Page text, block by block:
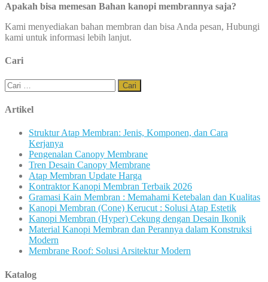
Apakah bisa memesan Bahan kanopi membrannya saja?
Kami menyediakan bahan membran dan bisa Anda pesan, Hubungi
kami untuk informasi lebih lanjut.
Cari
Cari
untuk:
Artikel
Struktur Atap Membran: Jenis, Komponen, dan Cara
Kerjanya
Pengenalan Canopy Membrane
Tren Desain Canopy Membrane
Atap Membran Update Harga
Kontraktor Kanopi Membran Terbaik 2026
Gramasi Kain Membran : Memahami Ketebalan dan Kualitas
Kanopi Membran (Cone) Kerucut : Solusi Atap Estetik
Kanopi Membran (Hyper) Cekung dengan Desain Ikonik
Material Kanopi Membran dan Perannya dalam Konstruksi
Modern
Membrane Roof: Solusi Arsitektur Modern
Katalog